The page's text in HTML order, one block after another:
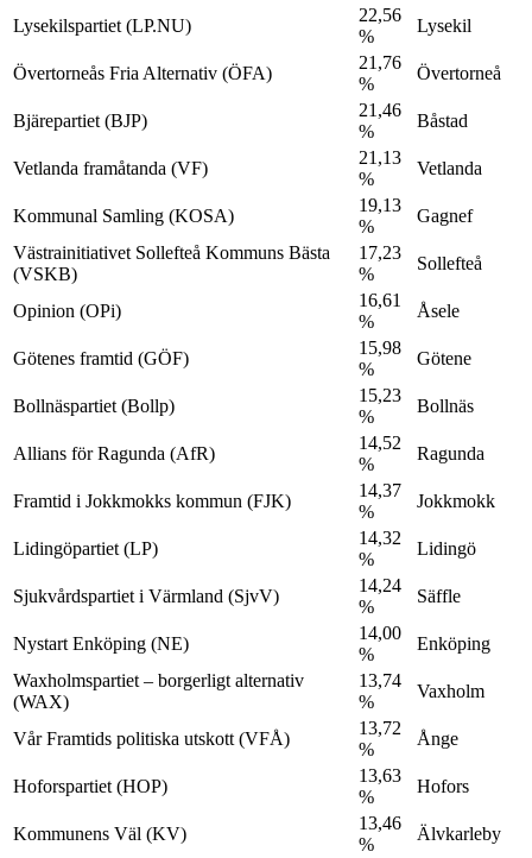
Lysekilspartiet (LP.NU)
22,56
%
Lysekil
Övertorneås Fria Alternativ (ÖFA)
21,76
%
Övertorneå
Bjärepartiet (BJP)
21,46
%
Båstad
Vetlanda framåtanda (VF)
21,13
%
Vetlanda
Kommunal Samling (KOSA)
19,13
%
Gagnef
Västrainitiativet Sollefteå Kommuns Bästa
(VSKB)
17,23
%
Sollefteå
Opinion (OPi)
16,61
%
Åsele
Götenes framtid (GÖF)
15,98
%
Götene
Bollnäspartiet (Bollp)
15,23
%
Bollnäs
Allians för Ragunda (AfR)
14,52
%
Ragunda
Framtid i Jokkmokks kommun (FJK)
14,37
%
Jokkmokk
Lidingöpartiet (LP)
14,32
%
Lidingö
Sjukvårdspartiet i Värmland (SjvV)
14,24
%
Säffle
Nystart Enköping (NE)
14,00
%
Enköping
Waxholmspartiet – borgerligt alternativ
(WAX)
13,74
%
Vaxholm
Vår Framtids politiska utskott (VFÅ)
13,72
%
Ånge
Hoforspartiet (HOP)
13,63
%
Hofors
Kommunens Väl (KV)
13,46
%
Älvkarleby